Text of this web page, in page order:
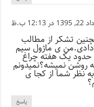
12:13 ب.ظ
تشکر از مطالب
دادی.من ی ماژول سیم
حدود یک هفته چراغ
روشن نمیشه؟نمیدونم
نظر شما از کجا ی
پاسخ